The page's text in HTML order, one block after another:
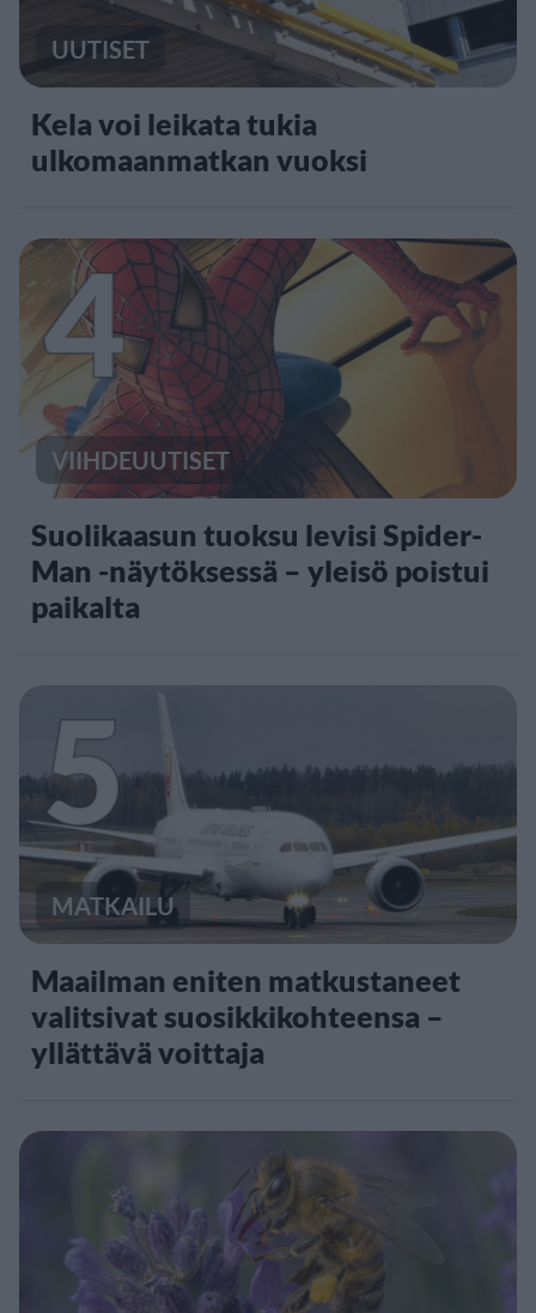
UUTISET
Kela voi leikata tukia
ulkomaanmatkan vuoksi
4
VIIHDEUUTISET
Suolikaasun tuoksu levisi Spider-
Man -näytöksessä – yleisö poistui
paikalta
5
MATKAILU
Maailman eniten matkustaneet
valitsivat suosikkikohteensa –
yllättävä voittaja